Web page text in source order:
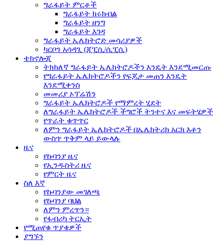
ግራፋይት ምርቶች
ግራፋይት ክሩክብል
ግራፋይት ዘንግ
ግራፋይት እገዳ
ግራፋይት ኤሌክትሮድ መሳሪያዎች
ካርቦን አሳዳጊ (ጂፒሲ/ሲፒሲ)
ቴክኖሎጂ
ትክክለኛ ግራፋይት ኤሌክትሮዶችን እንዴት እንደሚመርጡ
የግራፋይት ኤሌክትሮዶችን የፍጆታ መጠን እንዴት
እንደሚቀንስ
መመሪያ ኦፕሬሽን
ግራፋይት ኤሌክትሮዶች የማምረት ሂደት
ለግራፋይት ኤሌክትሮዶች ችግሮች ትንተና እና መፍትሄዎች
የጥራት ቁጥጥር
ለምን ግራፋይት ኤሌክትሮዶች በኤሌክትሪክ አርክ እቶን
ውስጥ ጥቅም ላይ ይውላሉ
ዜና
የኩባንያ ዜና
የኢንዱስትሪ ዜና
የምርት ዜና
ስለ እኛ
የኩባንያው መገለጫ
የኩባንያ ባህል
ለምን ምረጥን።
የፋብሪካ ትርኢት
የሚጠየቁ ጥያቄዎች
ያግኙን